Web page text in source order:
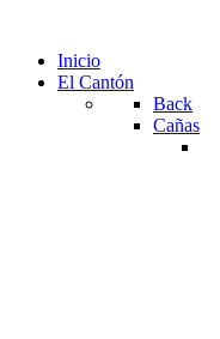
Inicio
El Cantón
Back
Cañas